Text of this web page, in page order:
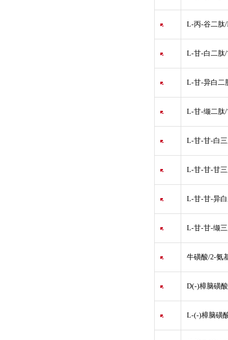
L-丙-谷二肽
L-甘-白二肽
L-甘-异白二
L-甘-缬二肽
L-甘-甘-白
L-甘-甘-甘
L-甘-甘-异
L-甘-甘-缬
牛磺酸/2-氨
D(-)樟脑磺
L-(-)樟脑磺